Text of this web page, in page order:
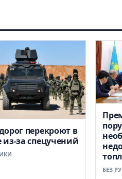
перекроют в
из-за спецучений
БЕЗ